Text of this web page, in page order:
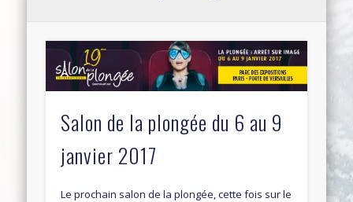
Salon de la plongée du 6 au 9
janvier 2017
Le prochain salon de la plongée, cette fois sur le